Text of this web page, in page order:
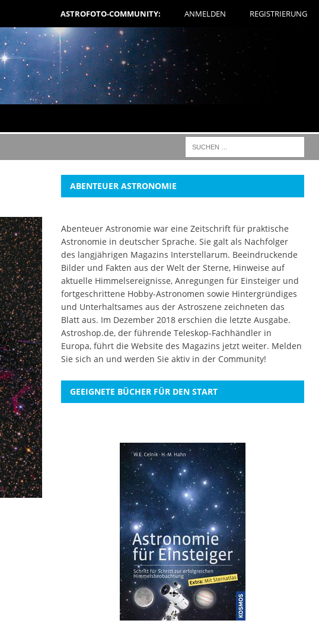
ASTROFOTO-COMMUNITY: ANMELDEN REGISTRIERUNG
ABENTEUER ASTRONOMIE
Abenteuer Astronomie war eine Zeitschrift für praktische
Astronomie in deutscher Sprache. Sie galt als Nachfolger
des langjährigen Magazins Interstellarum. Beeindruckende
Bilder und Fakten aus der Welt der Sterne, Hinweise auf
aktuelle Himmelsereignisse, Anregungen für Einsteiger und
fortgeschrittene Hobby-Astronomen sowie Hintergründiges
und Unterhaltsames aus der Astroszene zeichneten das
Blatt aus. Im Dezember 2018 erschien die letzte Ausgabe.
Astroshop.de, der führende Teleskop-Fachhändler in
Europa, führt die Website des Magazins jetzt weiter. Melden
Sie sich an und werden Sie aktiv in der Community!
GEEIGNETE BÜCHER FÜR DEN START